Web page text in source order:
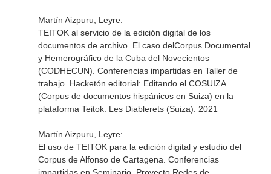
Martín Aizpuru, Leyre:
TEITOK al servicio de la edición digital de los
documentos de archivo. El caso delCorpus Documental
y Hemerográfico de la Cuba del Novecientos
(CODHECUN). Conferencias impartidas en Taller de
trabajo. Hacketón editorial: Editando el COSUIZA
(Corpus de documentos hispánicos en Suiza) en la
plataforma Teitok. Les Diablerets (Suiza). 2021
Martín Aizpuru, Leyre:
El uso de TEITOK para la edición digital y estudio del
Corpus de Alfonso de Cartagena. Conferencias